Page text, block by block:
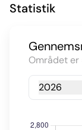
Statistik
Området
2026